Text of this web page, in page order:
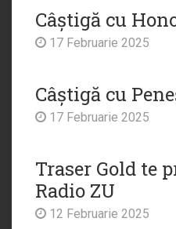
Câștigă cu
17 Februarie 2025
Câștigă cu
17 Februarie 2025
Traser Gold te
Radio ZU
12 Februarie 2025